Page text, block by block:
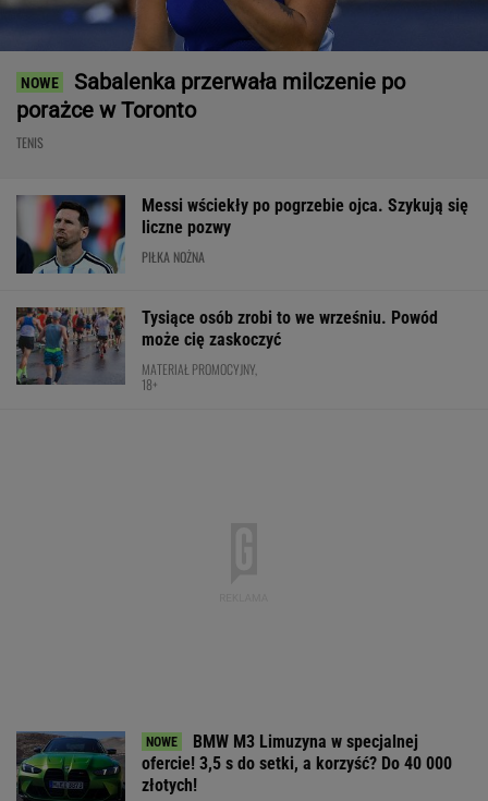
Sabalenka przerwała milczenie po
porażce w Toronto
TENIS
Messi wściekły po pogrzebie ojca. Szykują się
liczne pozwy
PIŁKA NOŻNA
Tysiące osób zrobi to we wrześniu. Powód
może cię zaskoczyć
MATERIAŁ PROMOCYJNY,
18+
BMW M3 Limuzyna w specjalnej
ofercie! 3,5 s do setki, a korzyść? Do 40 000
złotych!